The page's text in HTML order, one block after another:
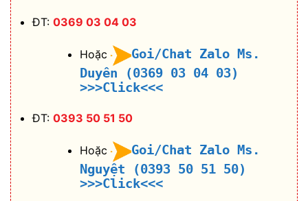
ĐT: 0369 03 04 03
Hoặc
Goi/Chat Zalo Ms.
Duyên (0369 03 04 03)
>>>Click<<<
ĐT: 0393 50 51 50
Hoặc
Goi/Chat Zalo Ms.
Nguyệt (0393 50 51 50)
>>>Click<<<